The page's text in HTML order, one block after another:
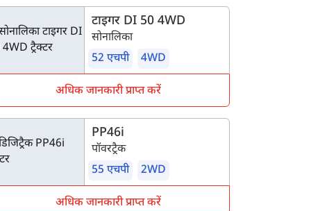
टाइगर DI 50 4WD
सोनालिका
52 एचपी
4WD
अधिक जानकारी प्राप्त करें
PP46i
पॉवरट्रैक
55 एचपी
2WD
अधिक जानकारी प्राप्त करें